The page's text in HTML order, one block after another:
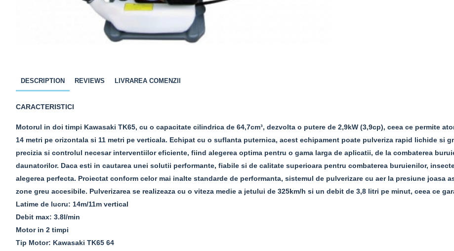
DESCRIPTION REVIEWS LIVRAREA COMENZII
CARACTERISTICI
Motorul in doi timpi Kawasaki TK65, cu o capacitate cilindrica de 64,7cm³, dezvolta o putere de 2,9kW (3,9cp), ceea ce permite
14 metri pe orizontala si 11 metri pe verticala. Echipat cu o suflanta puternica, acest echipament poate pulveriza rapid lichide si
precizia si controlul necesar interventiilor eficiente, fiind alegerea optima pentru o gama larga de aplicatii, de la combaterea
daunatorilor. Daca esti in cautarea unei solutii performante, fiabile si de calitate superioara pentru combaterea buruienilor,
alegerea perfecta. Proiectat conform celor mai inalte standarde de performanta, sistemul de pulverizare cu aer la presiune
zone greu accesibile. Pulverizarea se realizeaza cu o viteza medie a jetului de 325km/h si un debit de 3,8 litri pe minut, ceea ce
Latime de lucru: 14m/11m vertical
Debit max: 3.8l/min
Motor in 2 timpi
Tip Motor: Kawasaki TK65 64